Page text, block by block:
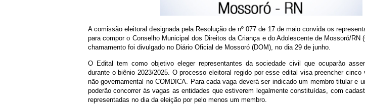
A comissão eleitoral designada pela Resolução de nº 077 de 17 de maio convida os
para compor o Conselho Municipal dos Direitos da Criança e do Adolescente de Mossoró/RN
chamamento foi divulgado no Diário Oficial de Mossoró (DOM), no dia 29 de junho.
O Edital tem como objetivo eleger representantes da sociedade civil que ocuparão
durante o biênio 2023/2025. O processo eleitoral regido por esse edital visa preencher cinco
não governamental no COMDICA. Para cada vaga deverá ser indicado um membro titular e
poderão concorrer às vagas as entidades que estiverem legalmente constituídas, com
representadas no dia da eleição por pelo menos um membro.